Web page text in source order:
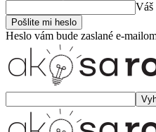
Váš
Heslo vám bude zaslané e-